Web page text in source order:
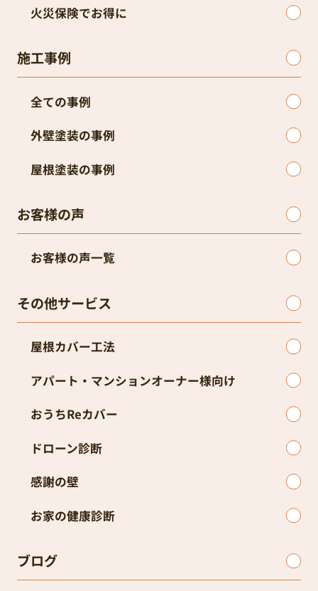
火災保険でお得に
施工事例
全ての事例
外壁塗装の事例
屋根塗装の事例
お客様の声
お客様の声一覧
その他サービス
屋根カバー工法
アパート・マンションオーナー様向け
おうちReカバー
ドローン診断
感謝の壁
お家の健康診断
ブログ